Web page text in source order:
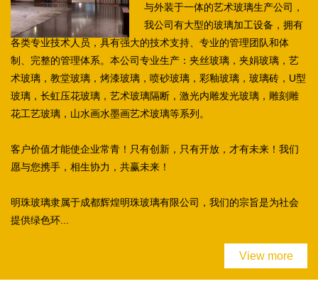
与外装于一体的艺术玻璃生产公司，
我公司有大型的玻璃加工设备，拥有
各类专业技术人员，具有强大的技术支持、专业的管理团队和体
制、完整的管理体系。本公司专业生产：夹丝玻璃，夹娟玻璃，艺
术玻璃，教堂玻璃，烤漆玻璃，喷砂玻璃，彩釉玻璃，玻璃砖，U型
玻璃，长虹压花玻璃，艺术玻璃隔断，激光内雕发光玻璃，雕刻雕
花工艺玻璃，山水画水墨画艺术玻璃等系列。
客户价值才能使企业常青！只有创新，只有开放，才有未来！我们
愿与您携手，相生协力，共赢未来！
明珠玻璃隶属于成都辉煌明珠玻璃有限公司，我们的宗旨是为社会
提供绿色环...
View more